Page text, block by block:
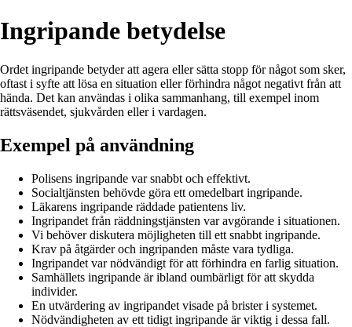
Ingripande betydelse
Ordet ingripande betyder att agera eller sätta stopp för något som sker,
oftast i syfte att lösa en situation eller förhindra något negativt från att
hända. Det kan användas i olika sammanhang, till exempel inom
rättsväsendet, sjukvården eller i vardagen.
Exempel på användning
Polisens ingripande var snabbt och effektivt.
Socialtjänsten behövde göra ett omedelbart ingripande.
Läkarens ingripande räddade patientens liv.
Ingripandet från räddningstjänsten var avgörande i situationen.
Vi behöver diskutera möjligheten till ett snabbt ingripande.
Krav på åtgärder och ingripanden måste vara tydliga.
Ingripandet var nödvändigt för att förhindra en farlig situation.
Samhällets ingripande är ibland oumbärligt för att skydda
individer.
En utvärdering av ingripandet visade på brister i systemet.
Nödvändigheten av ett tidigt ingripande är viktig i dessa fall.